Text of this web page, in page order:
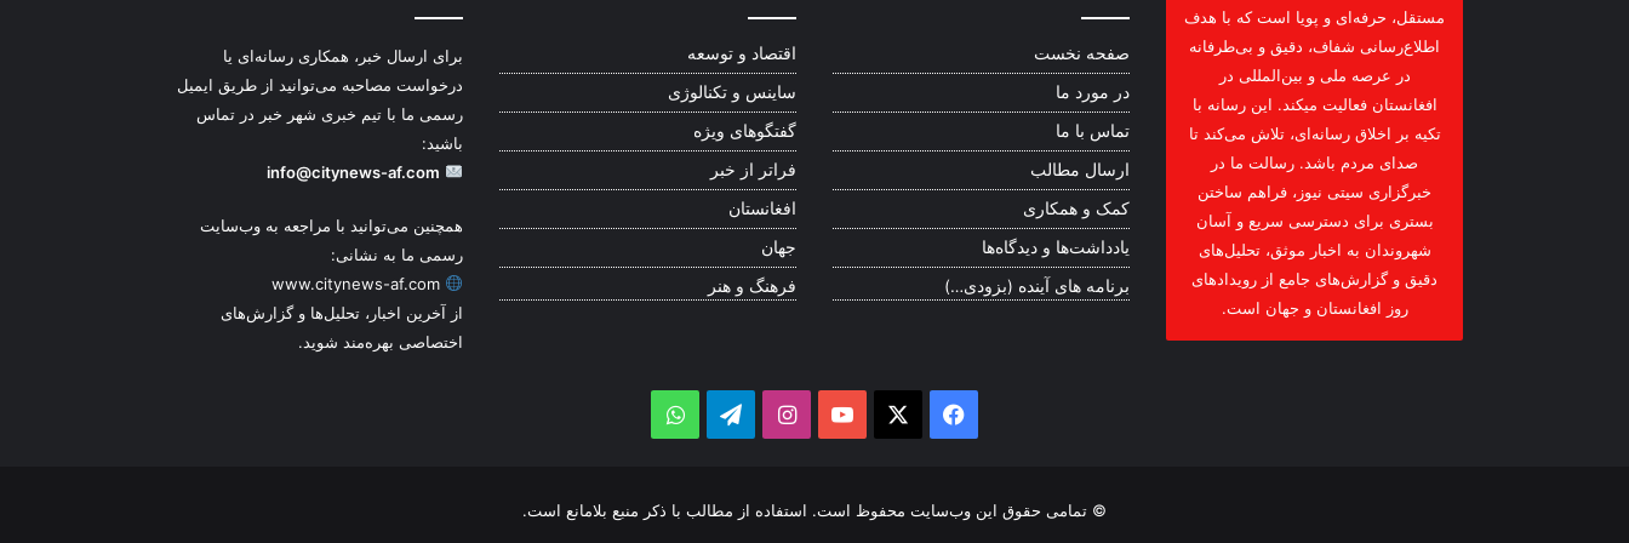
مستقل، حرفه‌ای و پویا است که با هدف
اطلاع‌رسانی شفاف، دقیق و بی‌طرفانه
در عرصه ملی و بین‌المللی در
افغانستان فعالیت میکند. این رسانه با
تکیه بر اخلاق رسانه‌ای، تلاش می‌کند تا
صدای مردم باشد. رسالت ما در
خبرگزاری سیتی نیوز، فراهم ساختن
بستری برای دسترسی سریع و آسان
شهروندان به اخبار موثق، تحلیل‌های
دقیق و گزارش‌های جامع از رویدادهای
روز افغانستان و جهان است.
صفحه نخست
در مورد ما
تماس با ما
ارسال مطالب
کمک و همکاری
یادداشت‌ها و دیدگاه‌ها
برنامه های آینده (بزودی…)
اقتصاد و توسعه
ساینس و تکنالوژی
گفتگوهای ویژه
فراتر از خبر
افغانستان
جهان
فرهنگ و هنر
برای ارسال خبر، همکاری رسانه‌ای یا
درخواست مصاحبه می‌توانید از طریق ایمیل
رسمی ما با تیم خبری شهر خبر در تماس
باشید:
info@citynews-af.com
همچنین می‌توانید با مراجعه به وب‌سایت
رسمی ما به نشانی:
www.citynews-af.com
از آخرین اخبار، تحلیل‌ها و گزارش‌های
اختصاصی بهره‌مند شوید.
Facebook
YouTube
Instagram
Telegram
WhatsApp
© تمامی حقوق این وب‌سایت محفوظ است. استفاده از مطالب با ذکر منبع بلامانع است.